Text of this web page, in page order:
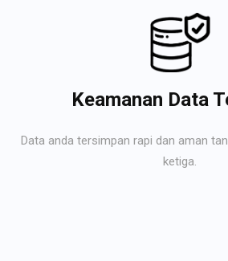
Keamanan Data
Data anda tersimpan rapi dan aman
ketiga.